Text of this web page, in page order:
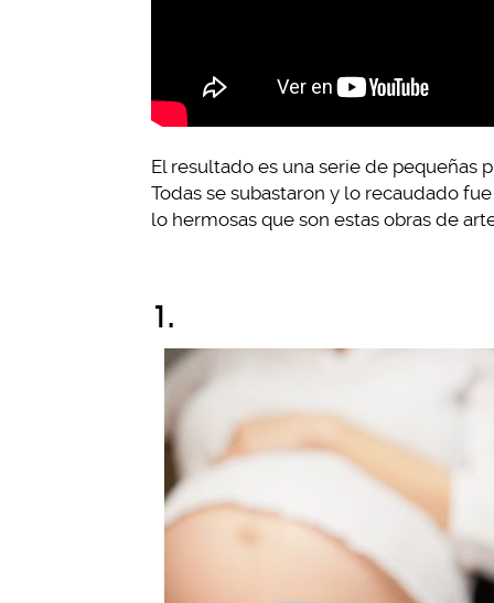
El resultado es una serie de pequeñas
Todas se subastaron y lo recaudado
lo hermosas que son estas obras de
1.